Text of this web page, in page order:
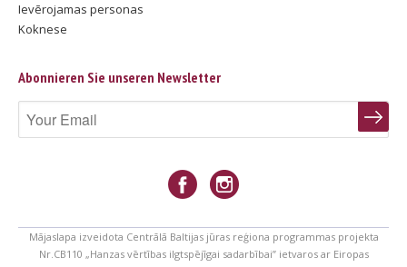
Ievērojamas personas
Koknese
Abonnieren Sie unseren Newsletter
Mājaslapa izveidota Centrālā Baltijas jūras reģiona programmas projekta
Nr.CB110 „Hanzas vērtības ilgtspējīgai sadarbībai” ietvaros ar Eiropas